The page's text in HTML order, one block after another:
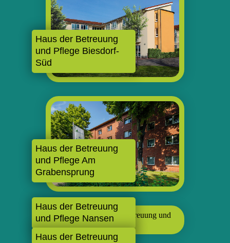
Haus der Betreuung
und Pflege Biesdorf-
Süd
Haus der Betreuung
und Pflege Am
Grabensprung
Haus der Betreuung
und Pflege Nansen
Haus der Betreuung